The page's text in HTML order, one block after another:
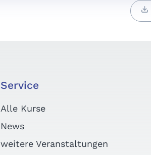
Service
Alle Kurse
News
weitere Veranstaltungen